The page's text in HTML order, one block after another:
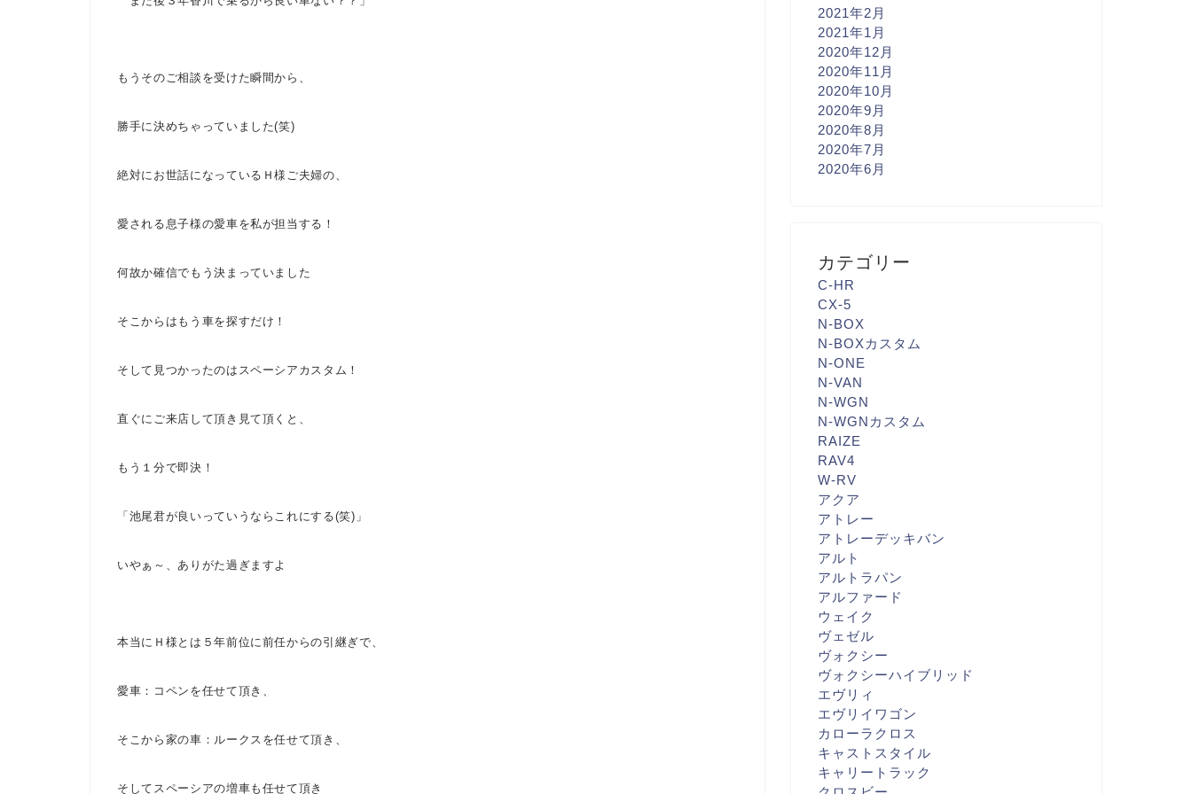
もうそのご相談を受けた瞬間から、
勝手に決めちゃっていました(笑)
絶対にお世話になっているＨ様ご夫婦の、
愛される息子様の愛車を私が担当する！
何故か確信でもう決まっていました
そこからはもう車を探すだけ！
そして見つかったのはスペーシアカスタム！
直ぐにご来店して頂き見て頂くと、
もう１分で即決！
「池尾君が良いっていうならこれにする(笑)」
いやぁ～、ありがた過ぎますよ
本当にＨ様とは５年前位に前任からの引継ぎで、
愛車：コペンを任せて頂き、
そこから家の車：ルークスを任せて頂き、
そしてスペーシアの増車も任せて頂き
2021年2月
2021年1月
2020年12月
2020年11月
2020年10月
2020年9月
2020年8月
2020年7月
2020年6月
カテゴリー
C-HR
CX-5
N-BOX
N-BOXカスタム
N-ONE
N-VAN
N-WGN
N-WGNカスタム
RAIZE
RAV4
W-RV
アクア
アトレー
アトレーデッキバン
アルト
アルトラパン
アルファード
ウェイク
ヴェゼル
ヴォクシー
ヴォクシーハイブリッド
エヴリィ
エヴリイワゴン
カローラクロス
キャストスタイル
キャリートラック